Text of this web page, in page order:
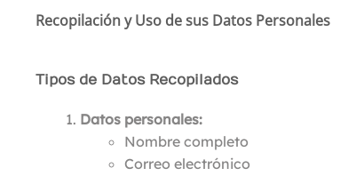
Recopilación y Uso de sus Datos Personales
Tipos de Datos Recopilados
Datos personales:
Nombre completo
Correo electrónico